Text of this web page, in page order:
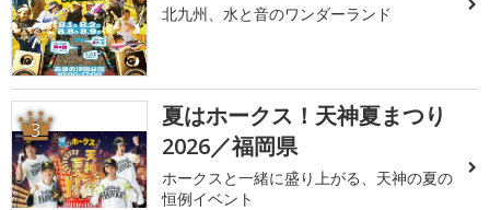
北九州、水と音のワンダーランド
3
夏はホークス！天神夏まつり
2026／福岡県
ホークスと一緒に盛り上がる、天神の夏の
恒例イベント